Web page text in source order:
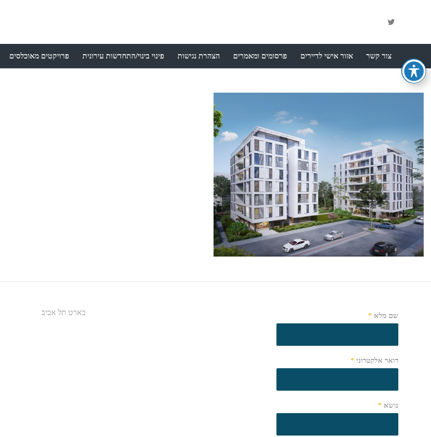
צור קשר אזור אישי לדיירים פרסומים ומאמרים הצהרת נגישות פינוי בינוי/התחדשות עירונית פרויקטים מאוכלסים
שם מלא *
דואר אלקטרוני *
נושא *
בארט תל אביב